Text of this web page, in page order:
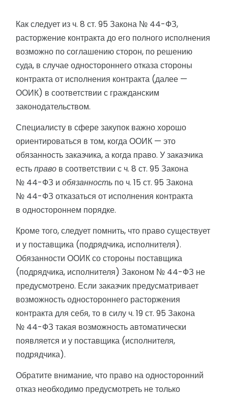
Как следует из ч. 8 ст. 95 Закона № 44-ФЗ,
расторжение контракта до его полного исполнения
возможно по соглашению сторон, по решению
суда, в случае одностороннего отказа стороны
контракта от исполнения контракта (далее —
ООИК) в соответствии с гражданским
законодательством.
Специалисту в сфере закупок важно хорошо
ориентироваться в том, когда ООИК — это
обязанность заказчика, а когда право. У заказчика
естьправо в соответствии с ч. 8 ст. 95 Закона
№ 44-ФЗ и обязанность по ч. 15 ст. 95 Закона
№ 44-ФЗ отказаться от исполнения контракта
в одностороннем порядке.
Кроме того, следует помнить, что право существует
и у поставщика (подрядчика, исполнителя).
Обязанности ООИК со стороны поставщика
(подрядчика, исполнителя) Законом № 44-ФЗ не
предусмотрено. Если заказчик предусматривает
возможность одностороннего расторжения
контракта для себя, то в силу ч. 19 ст. 95 Закона
№ 44-ФЗ такая возможность автоматически
появляется и у поставщика (исполнителя,
подрядчика).
Обратите внимание, что право на односторонний
отказ необходимо предусмотреть не только